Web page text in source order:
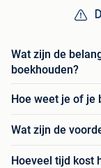
Wat zijn de
boekhouden?
Hoe weet je of je
Wat zijn de
Hoeveel tijd kost